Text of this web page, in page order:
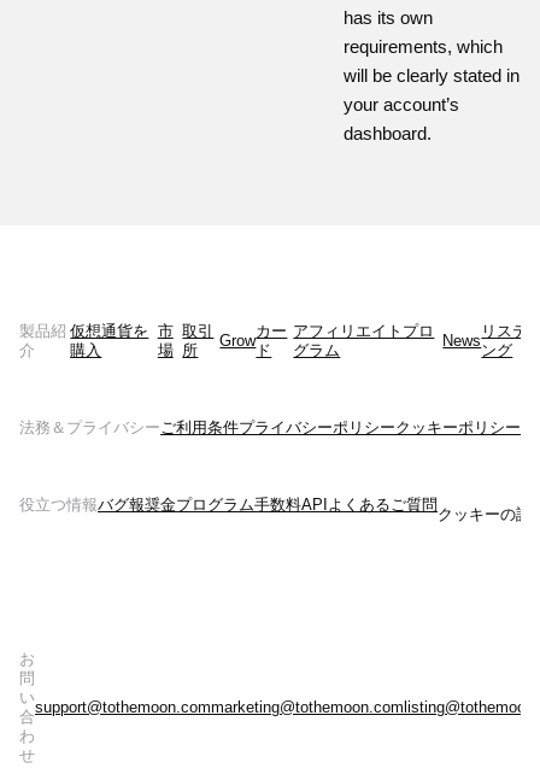
has its own
requirements, which
will be clearly stated in
your account’s
dashboard.
製品紹
介
仮想通貨を
購入
市
場
取引
所
Grow
カー
ド
アフィリエイトプロ
グラム
News
リステ
ング
法務＆プライバシーご利用条件プライバシーポリシークッキーポリシー
役立つ情報バグ報奨金プログラム手数料API よくあるご質問
クッキーの設
お
問
い
合
わ
せ
support@tothemoon.commarketing@tothemoon.com